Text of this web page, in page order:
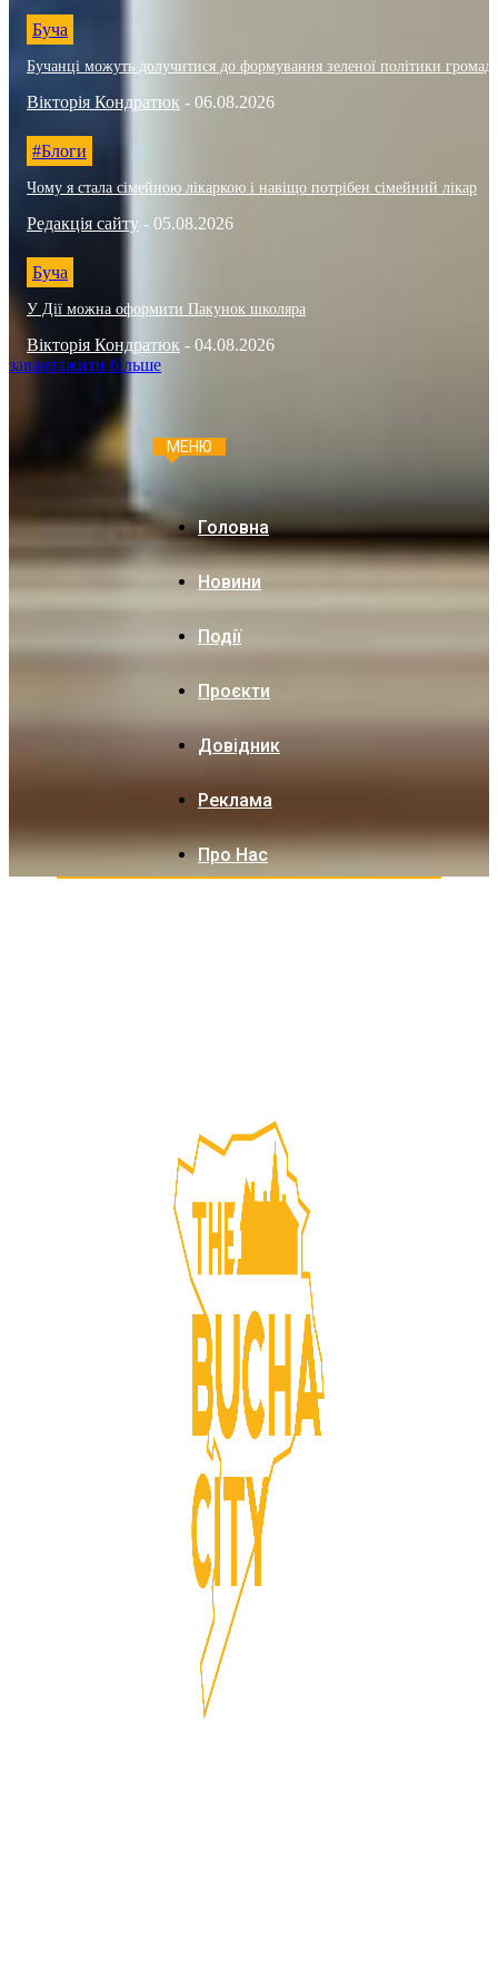
Буча
Бучанці можуть долучитися до формування зеленої політики
Вікторія Кондратюк - 06.08.2026
#Блоги
Чому я стала сімейною лікаркою і навіщо потрібен сімейний лікар
Редакція сайту - 05.08.2026
Буча
У Дії можна оформити Пакунок школяра
Вікторія Кондратюк - 04.08.2026
завантажити більше
МЕНЮ
Головна
Новини
Події
Проєкти
Довідник
Реклама
Про Нас